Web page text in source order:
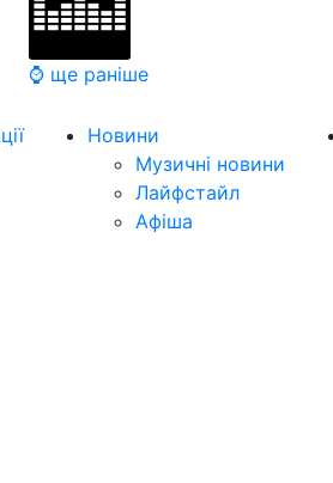
⌚ ще раніше
Новини
Музичні новини
Лайфстайл
Афіша